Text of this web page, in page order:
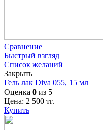
Сравнение
Быстрый взгляд
Список желаний
Закрыть
Гель лак Diva 055, 15 мл
Оценка 0 из 5
Цена: 2 500 тг.
Купить